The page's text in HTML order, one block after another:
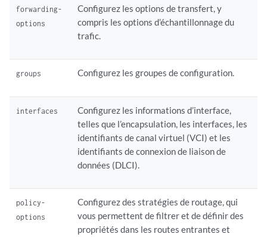
forwarding-
options
Configurez les options de transfert, y
compris les options d’échantillonnage du
trafic.
groups Configurez les groupes de configuration.
interfaces
Configurez les informations d’interface,
telles que l’encapsulation, les interfaces, les
identifiants de canal virtuel (VCI) et les
identifiants de connexion de liaison de
données (DLCI).
policy-
options
Configurez des stratégies de routage, qui
vous permettent de filtrer et de définir des
propriétés dans les routes entrantes et